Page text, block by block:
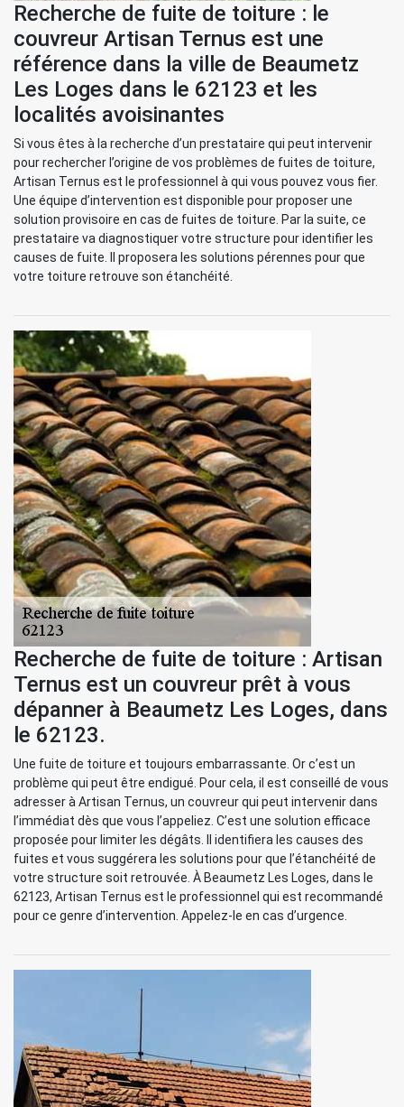
Recherche de fuite de toiture : le
couvreur Artisan Ternus est une
référence dans la ville de Beaumetz
Les Loges dans le 62123 et les
localités avoisinantes
Si vous êtes à la recherche d’un prestataire qui peut intervenir
pour rechercher l’origine de vos problèmes de fuites de toiture,
Artisan Ternus est le professionnel à qui vous pouvez vous fier.
Une équipe d’intervention est disponible pour proposer une
solution provisoire en cas de fuites de toiture. Par la suite, ce
prestataire va diagnostiquer votre structure pour identifier les
causes de fuite. Il proposera les solutions pérennes pour que
votre toiture retrouve son étanchéité.
Recherche de fuite de toiture : Artisan
Ternus est un couvreur prêt à vous
dépanner à Beaumetz Les Loges, dans
le 62123.
Une fuite de toiture et toujours embarrassante. Or c’est un
problème qui peut être endigué. Pour cela, il est conseillé de vous
adresser à Artisan Ternus, un couvreur qui peut intervenir dans
l’immédiat dès que vous l’appeliez. C’est une solution efficace
proposée pour limiter les dégâts. Il identifiera les causes des
fuites et vous suggérera les solutions pour que l’étanchéité de
votre structure soit retrouvée. À Beaumetz Les Loges, dans le
62123, Artisan Ternus est le professionnel qui est recommandé
pour ce genre d’intervention. Appelez-le en cas d’urgence.